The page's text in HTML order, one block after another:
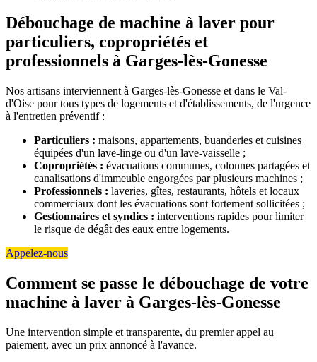
Débouchage de machine à laver pour
particuliers, copropriétés et
professionnels à Garges-lès-Gonesse
Nos artisans interviennent à Garges-lès-Gonesse et dans le Val-
d'Oise pour tous types de logements et d'établissements, de l'urgence
à l'entretien préventif :
Particuliers : maisons, appartements, buanderies et cuisines
équipées d'un lave-linge ou d'un lave-vaisselle ;
Copropriétés : évacuations communes, colonnes partagées et
canalisations d'immeuble engorgées par plusieurs machines ;
Professionnels : laveries, gîtes, restaurants, hôtels et locaux
commerciaux dont les évacuations sont fortement sollicitées ;
Gestionnaires et syndics : interventions rapides pour limiter
le risque de dégât des eaux entre logements.
Appelez-nous
Comment se passe le débouchage de votre
machine à laver à Garges-lès-Gonesse
Une intervention simple et transparente, du premier appel au
paiement, avec un prix annoncé à l'avance.